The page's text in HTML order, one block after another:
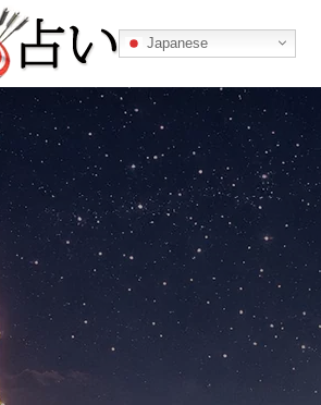
Japanese
あなたの所属部屋を探そう！